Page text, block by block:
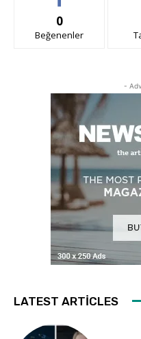
0
Beğenenler
-
LATEST ARTICLES